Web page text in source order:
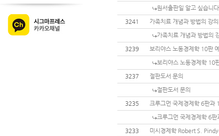
원서출판일 알고 싶습니
3241
가족치료 개념과 방법의 강
가족치료 개념과 방법의
3239
보리야스 노동경제학 10판
보리야스 노동경제학 10
3237
절판도서 문의
절판도서 문의
3235
크루그먼 국제경제학 6판과
크루그먼 국제경제학 6
3233
미시경제학 Robert S.